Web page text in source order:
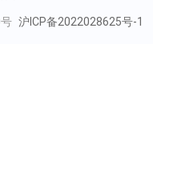
沪ICP备2022028625号-1